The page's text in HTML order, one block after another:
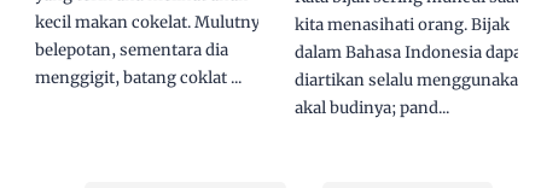
kecil makan cokelat. Mulutnya
belepotan, sementara dia
menggigit, batang coklat ...
kita menasihati orang. Bijak
dalam Bahasa Indonesia dapar
diartikan selalu menggunakan
akal budinya; pand...